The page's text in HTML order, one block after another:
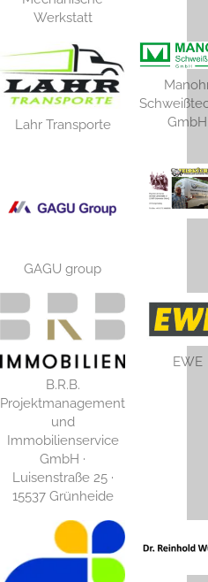
Werkstatt
Lahr Transporte
GmbH
GAGU group
B.R.B.
Projektmanagement
und
Immobilienservice
GmbH ·
Luisenstraße 25 ·
15537 Grünheide
EWE